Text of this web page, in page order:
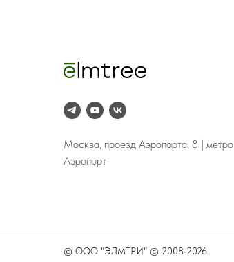
Москва, проезд Аэропорта, 8 | метро
Аэропорт
© ООО "ЭЛМТРИ" © 2008-2026